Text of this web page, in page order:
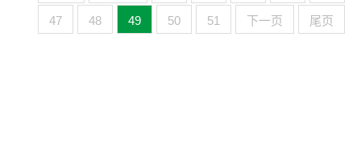
47 48 49 50 51 下一页 尾页